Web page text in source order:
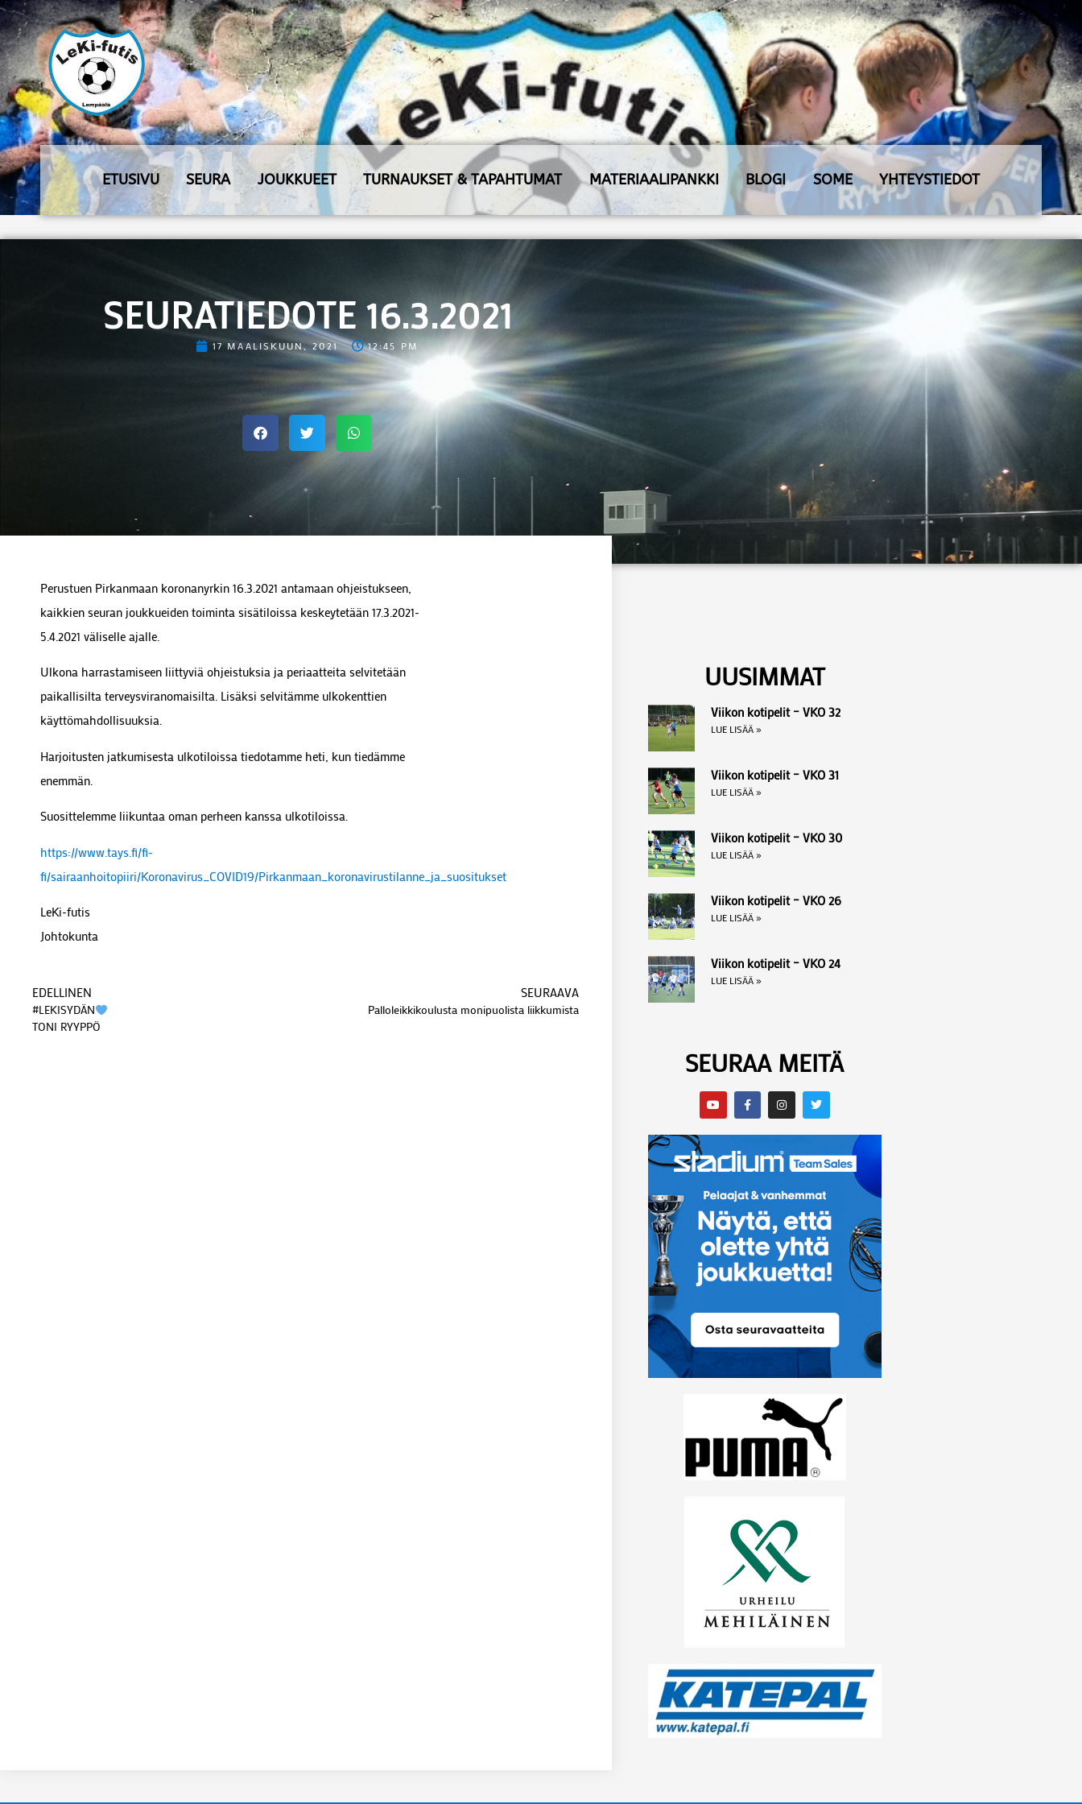
ETUSIVU SEURA JOUKKUEET TURNAUKSET & TAPAHTUMAT MATERIAALIPANKKI BLOGI SOME YHTEYSTIEDOT
SEURATIEDOTE 16.3.2021
17 MAALISKUUN, 2021 12:45 PM
Perustuen Pirkanmaan koronanyrkin 16.3.2021 antamaan ohjeistukseen,
kaikkien seuran joukkueiden toiminta sisätiloissa keskeytetään 17.3.2021-
5.4.2021 väliselle ajalle.
Ulkona harrastamiseen liittyviä ohjeistuksia ja periaatteita selvitetään
paikallisilta terveysviranomaisilta. Lisäksi selvitämme ulkokenttien
käyttömahdollisuuksia.
Harjoitusten jatkumisesta ulkotiloissa tiedotamme heti, kun tiedämme
enemmän.
Suosittelemme liikuntaa oman perheen kanssa ulkotiloissa.
https://www.tays.fi/fi-
fi/sairaanhoitopiiri/Koronavirus_COVID19/Pirkanmaan_koronavirustilanne_ja_suositukset
LeKi-futis
Johtokunta
EDELLINEN
#LEKISYDÄN
TONI RYYPPÖ
SEURAAVA
Palloleikkikoulusta monipuolista liikkumista
UUSIMMAT
Viikon kotipelit – VKO 32
LUE LISÄÄ »
Viikon kotipelit – VKO 31
LUE LISÄÄ »
Viikon kotipelit – VKO 30
LUE LISÄÄ »
Viikon kotipelit – VKO 26
LUE LISÄÄ »
Viikon kotipelit – VKO 24
LUE LISÄÄ »
SEURAA MEITÄ